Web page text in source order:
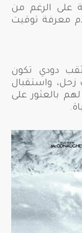
على الرغم من
معرفة توقيت
ثقب دودي تكون
واستقبال
بالعثور على